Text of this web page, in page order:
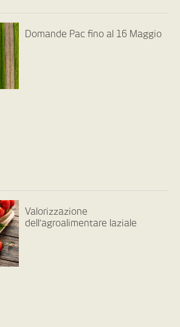
Domande Pac fino al 16 Maggio
Valorizzazione
dell’agroalimentare laziale